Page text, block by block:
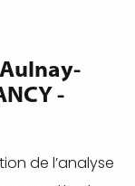
-
de l’analyse